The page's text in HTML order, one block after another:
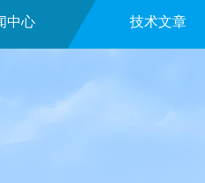
中心 技术文章